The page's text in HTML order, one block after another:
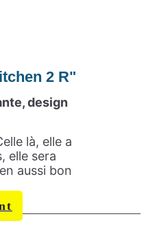
2 R"
design
là, elle a
elle sera
aussi bon